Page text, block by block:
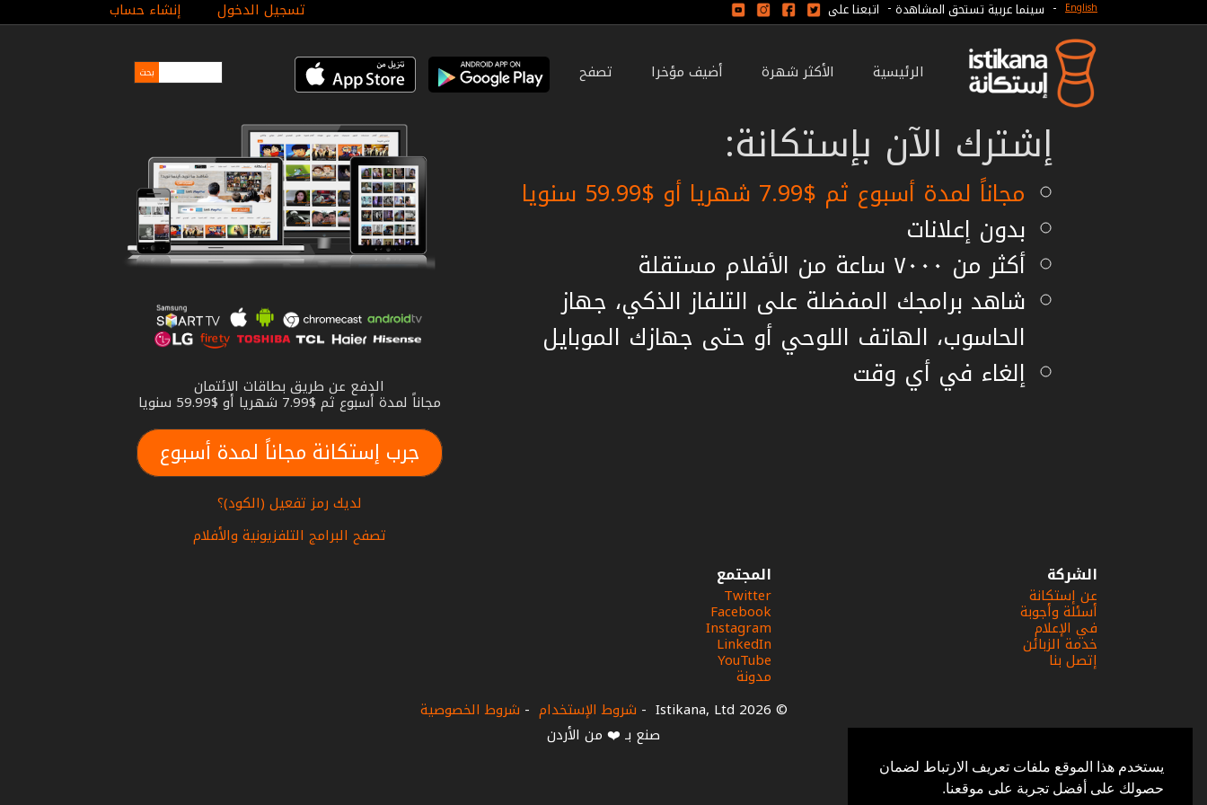
يستخدم هذا الموقع ملفات تعريف الارتباط لضمان
حصولك على أفضل تجربة على موقعنا.
تسجيل الدخول إنشاء حساب English
- سينما عربية تستحق المشاهدة - اتبعنا على
الرئيسية الأكثر شهرة أضيف مؤخرا تصفح
الدفع عن طريق بطاقات الائتمان
مجاناً لمدة أسبوع ثم $7.99 شهريا أو $59.99 سنويا
جرب إستكانة مجاناً لمدة أسبوع
لديك رمز تفعيل (الكود)؟
تصفح البرامج التلفزيونية والأفلام
إشترك الآن بإستكانة:
مجاناً لمدة أسبوع ثم $7.99 شهريا أو $59.99 سنويا
بدون إعلانات
أكثر من ٧٠٠٠ ساعة من الأفلام مستقلة
شاهد برامجك المفضلة على التلفاز الذكي، جهاز
الحاسوب، الهاتف اللوحي أو حتى جهازك الموبايل
إلغاء في أي وقت
الشركة
عن إستكانة
أسئلة وأجوبة
في الإعلام
خدمة الزبائن
إتصل بنا
المجتمع
Twitter
Facebook
Instagram
LinkedIn
YouTube
مدونة
© 2026 Istikana, Ltd
- شروط الإستخدام - شروط الخصوصية
صنع بـ ❤️ من الأردن